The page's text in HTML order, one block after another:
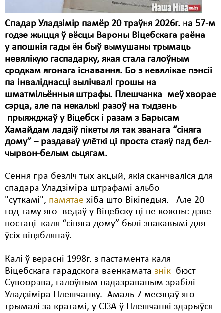
Спадар Уладзімір памёр 20 траўня 2026г. на 57-м
годзе жыцця ў вёсцы Вароны Віцебскага раёна –
у апошнія гады ён быў вымушаны трымаць
невялікую гаспадарку, якая стала галоўным
сродкам ягонага існавання. Бо з невялікае пэнсіі
па інваліднасці вылічвалі грошы на
шматмільённыя штрафы. Плешчанка меў хворае
сэрца, але па некалькі разоў на тыдзень
прыяжджаў у Віцебск і разам з Барысам
Хамайдам ладзіў пікеты ля так званага “сіняга
дому” – раздаваў улёткі ці проста стаяў пад бел-
чырвон-белым сьцягам.
Сення пра безліч тых акцый, якія сканчваліся для
спадара Уладзіміра штрафамі альбо
"суткамі", памятае хіба што Вікіпедыя. Але 20
год таму яго ведаў у Віцебску ці не кожны: дзве
постаці каля “сіняга дому” былі знакавымі для
ўсіх віцяблянаў.
Калі ў верасні 1998г. з пастамента каля
Віцебскага гарадскога ваенкамата знік бюст
Сувоорава, галоўным падазраваным зрабілі
Уладзіміра Плешчанку. Амаль 7 месяцаў яго
трымалі за кратамі, у СІЗА ў Плешчанкі здарыўся
Праваабаронцы
Правы дзіцяці
Пэнітэнцыярная сыстэма
Распальваньне варожасьці
Рознае
Свабода слова
Свабода сумленьня
Сьмяротнае пакараньне
Экалёгія
Правы працоўных